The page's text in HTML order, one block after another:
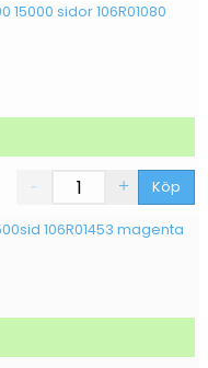
sidor 106R01080
Köp
106R01453 magenta